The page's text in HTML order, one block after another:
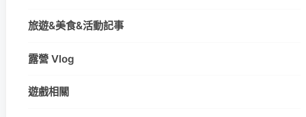
旅遊&美食&活動記事
露營 Vlog
遊戲相關